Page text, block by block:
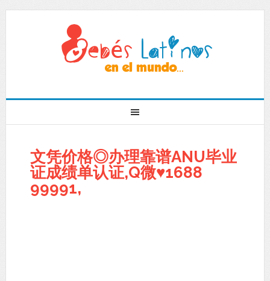
文凭价格◎办理靠谱ANU毕业
证成绩单认证,Q微♥1688
99991,